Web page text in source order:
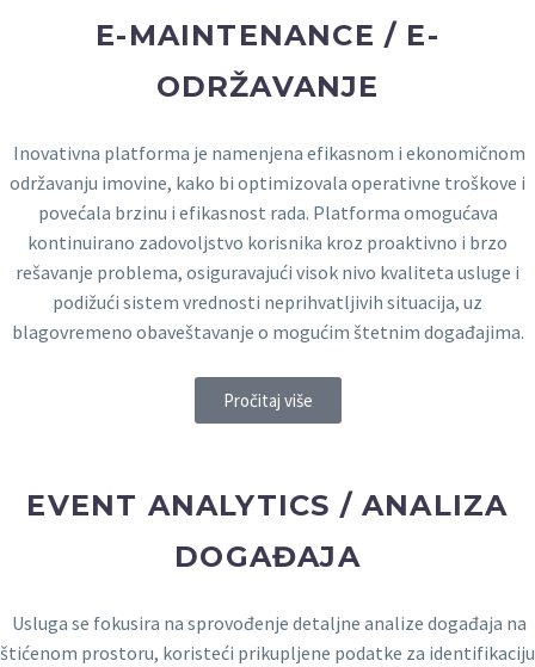
E-MAINTENANCE / E-
ODRŽAVANJE
Inovativna platforma je namenjena efikasnom i ekonomičnom
održavanju imovine, kako bi optimizovala operativne troškove i
povećala brzinu i efikasnost rada. Platforma omogućava
kontinuirano zadovoljstvo korisnika kroz proaktivno i brzo
rešavanje problema, osiguravajući visok nivo kvaliteta usluge i
podižući sistem vrednosti neprihvatljivih situacija, uz
blagovremeno obaveštavanje o mogućim štetnim događajima.
Pročitaj više
EVENT ANALYTICS / ANALIZA
DOGAĐAJA
Usluga se fokusira na sprovođenje detaljne analize događaja na
štićenom prostoru, koristeći prikupljene podatke za identifikaciju